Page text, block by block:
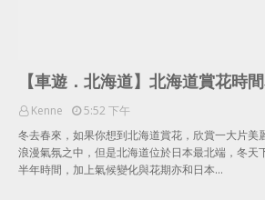
【車遊．北海道】北海道賞花時
Kenne
5:52 下午
冬去春來，如果你想到北海道賞花，欣賞一大片美
浪漫氣氛之中，但是北海道位於日本最北端，冬天
半年時間，加上氣候變化與花期亦和日本…